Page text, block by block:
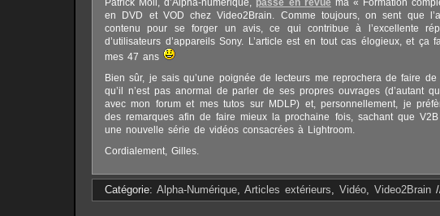
Patrick Moll, d’Alpha-numérique, passe en revue ma « Formation
en DVD et VOD chez Video2Brain. Comme toujours, on sent que
contenu pour se forger un avis, ce qui contribue à l’excellente
d’utilisateurs d’appareils Sony. L’article est en tout cas élogieux, et ça
mes 47 ans
Bien sûr, je sais qu’une poignée de lecteurs me reprochera de faire de
qu’il n’est pas anormal de parler de ses propres ouvrages (d’autant
avec mon forum et mes tutos sur MDLP) et, personnellement, je
des remarques afin de faire mieux la prochaine fois, sachant que
une nouvelle série de vidéos consacrées à Lightroom.
Cordialement, Gilles.
Catégorie: Alpha-Numérique, Articles extérieurs, Vidéo, Video2Brain